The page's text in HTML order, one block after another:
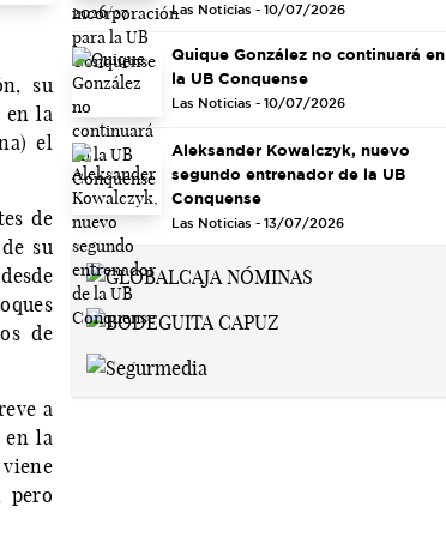
su
en la
el
de
su
de
a
en la
pero
Las Noticias - 10/07/2026
Quique González no continuará en
la UB Conquense
Las Noticias - 10/07/2026
Aleksander Kowalczyk, nuevo
segundo entrenador de la UB
Conquense
Las Noticias - 13/07/2026